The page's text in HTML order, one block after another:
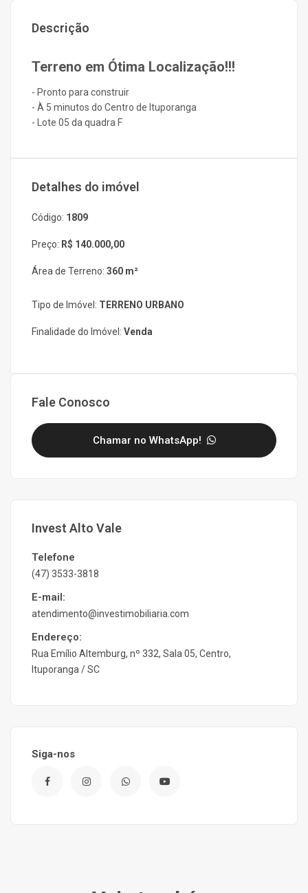
Descrição
Terreno em Ótima Localização!!!
- Pronto para construir
- À 5 minutos do Centro de Ituporanga
- Lote 05 da quadra F
Detalhes do imóvel
Código: 1809
Preço: R$ 140.000,00
Área de Terreno: 360 m²
Tipo de Imóvel: TERRENO URBANO
Finalidade do Imóvel: Venda
Fale Conosco
Chamar no WhatsApp!
Invest Alto Vale
Telefone
(47) 3533-3818
E-mail:
atendimento@investimobiliaria.com
Endereço:
Rua Emílio Altemburg, nº 332, Sala 05, Centro,
Ituporanga / SC
Siga-nos